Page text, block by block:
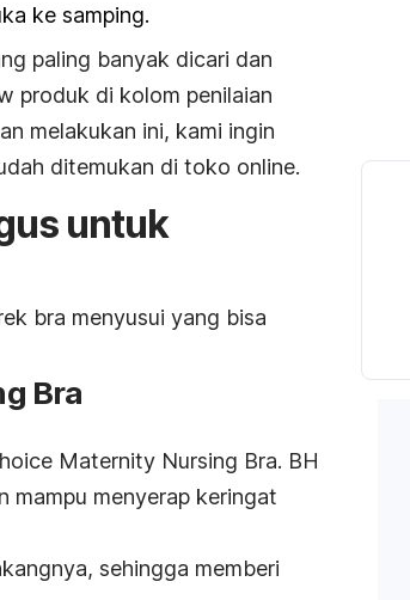
ke samping.
paling banyak dicari dan
produk di kolom penilaian
melakukan ini, kami ingin
ditemukan di toko online.
untuk
bra menyusui yang bisa
Bra
Maternity Nursing Bra. BH
mampu menyerap keringat
sehingga memberi